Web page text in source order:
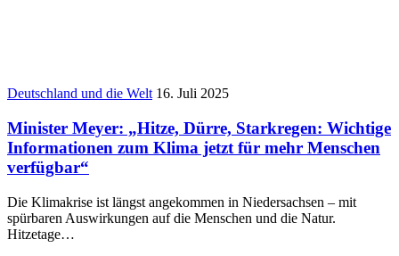
Deutschland und die Welt 16. Juli 2025
Minister Meyer: „Hitze, Dürre, Starkregen: Wichtige
Informationen zum Klima jetzt für mehr Menschen
verfügbar“
Die Klimakrise ist längst angekommen in Niedersachsen – mit
spürbaren Auswirkungen auf die Menschen und die Natur.
Hitzetage…